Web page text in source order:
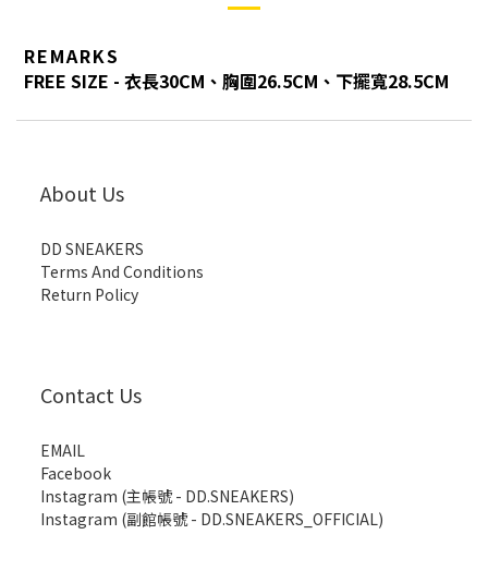
REMARKS
FREE SIZE - 衣長30CM、胸圍26.5CM、下擺寬28.5CM
About Us
DD SNEAKERS
Terms And Conditions
Return Policy
Contact Us
EMAIL
Facebook
Instagram (主帳號 - DD.SNEAKERS)
Instagram (副館帳號 - DD.SNEAKERS_OFFICIAL)